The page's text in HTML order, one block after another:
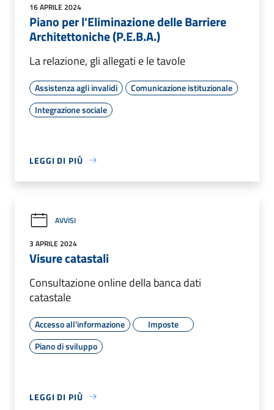
16 APRILE 2024
Piano per l'Eliminazione delle Barriere
Architettoniche (P.E.B.A.)
La relazione, gli allegati e le tavole
Assistenza agli invalidi
Comunicazione istituzionale
Integrazione sociale
LEGGI DI PIÙ
AVVISI
3 APRILE 2024
Visure catastali
Consultazione online della banca dati
catastale
Accesso all'informazione
Imposte
Piano di sviluppo
LEGGI DI PIÙ